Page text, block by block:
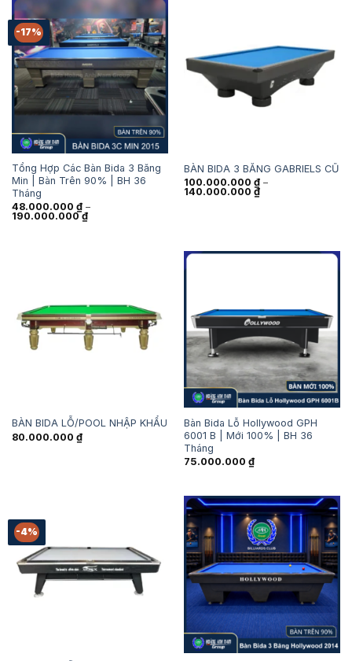
-17%
Tổng Hợp Các Bàn Bida 3 Băng
Min | Bàn Trên 90% | BH 36
Tháng
48.000.000 ₫ –
190.000.000₫Khoảng
giá:
BÀN BIDA 3 BĂNG GABRIELS CŨ
100.000.000 ₫ –
140.000.000 ₫Khoảng
giá:
BÀN BIDA LỖ/POOL NHẬP KHẨU
80.000.000 ₫
Bàn Bida Lỗ Hollywood GPH
6001 B | Mới 100% | BH 36
Tháng
75.000.000 ₫
-4%